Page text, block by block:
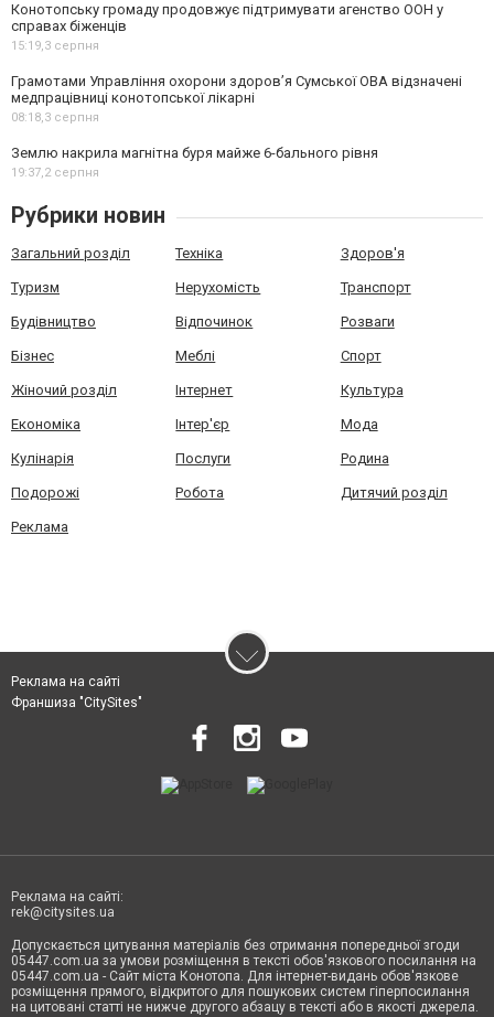
Конотопську громаду продовжує підтримувати агенство ООН у
справах біженців
15:19,3 серпня
Грамотами Управління охорони здоров’я Сумської ОВА відзначені
медпрацівниці конотопської лікарні
08:18,3 серпня
Землю накрила магнітна буря майже 6-бального рівня
19:37,2 серпня
Рубрики новин
Загальний розділ Техніка Здоров'я
Туризм Нерухомість Транспорт
Будівництво Відпочинок Розваги
Бізнес Меблі Спорт
Жіночий розділ Інтернет Культура
Економіка Інтер'єр Мода
Кулінарія Послуги Родина
Подорожі Робота Дитячий розділ
Реклама
Реклама на сайті
Франшиза "CitySites"
Реклама на сайті:
rek@citysites.ua
Допускається цитування матеріалів без отримання попередньої згоди
05447.com.ua за умови розміщення в тексті обов'язкового посилання на
05447.com.ua - Сайт міста Конотопа. Для інтернет-видань обов'язкове
розміщення прямого, відкритого для пошукових систем гіперпосилання
на цитовані статті не нижче другого абзацу в тексті або в якості джерела.